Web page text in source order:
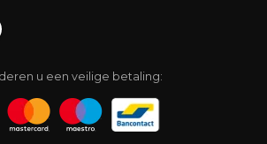
u een veilige betaling: